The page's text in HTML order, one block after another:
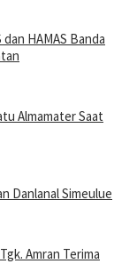
HAMAS Banda
Almamater Saat
Danlanal Simeulue
Amran Terima